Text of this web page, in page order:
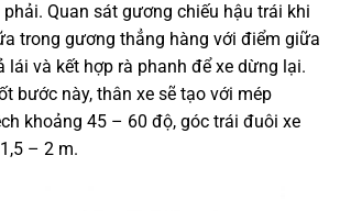
Quan sát gương chiếu hậu trái khi
trong gương thẳng hàng với điểm giữa
lái và kết hợp rà phanh để xe dừng lại.
bước này, thân xe sẽ tạo với mép
khoảng 45 – 60 độ, góc trái đuôi xe
– 2 m.